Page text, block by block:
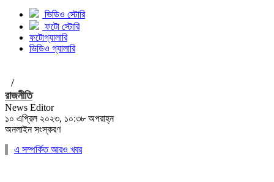
ভিডিও স্টোরি
ফটো স্টোরি
ফটোগ্যালারি
ভিডিও গ্যালারি
/
রাজনীতি
News Editor
১০ এপ্রিল ২০২৩, ১০:৩৮ অপরাহ্ন
অনলাইন সংস্করণ
এ সম্পর্কিত আরও খবর